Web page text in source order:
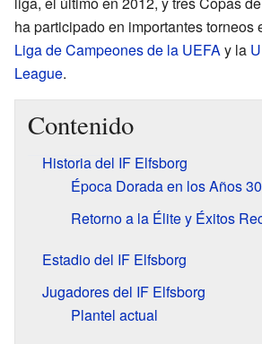
ha participado en importantes torneos
Liga de Campeones de la UEFAy la
League.
Contenido
Historia del IF Elfsborg
Época Dorada en los Años
Retorno a la Élite y Éxitos
Estadio del IF Elfsborg
Jugadores del IF Elfsborg
Plantel actual